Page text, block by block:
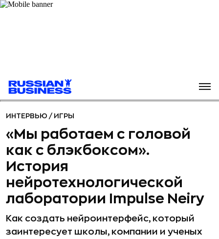
ИНТЕРВЬЮ / ИГРЫ
«Мы работаем с головой
как с блэкбоксом».
История
нейротехнологической
лаборатории Impulse Neiry
Как создать нейроинтерфейс, который
заинтересует школы, компании и ученых